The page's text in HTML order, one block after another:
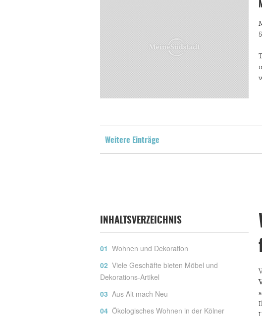
Weitere Einträge
INHALTSVERZEICHNIS
Wohnen und Dekoration
Viele Geschäfte bieten Möbel und
Dekorations-Artikel
Aus Alt mach Neu
Ökologisches Wohnen in der Kölner